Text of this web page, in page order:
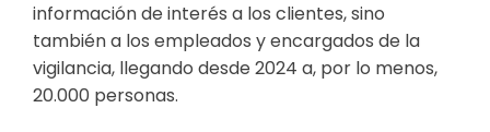
información de interés a los clientes, sino
también a los empleados y encargados de la
vigilancia, llegando desde 2024 a, por lo menos,
20.000 personas.